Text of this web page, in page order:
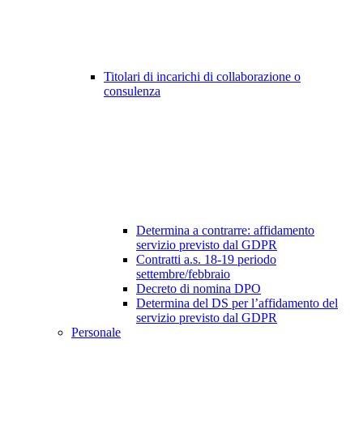
Titolari di incarichi di collaborazione o
consulenza
Determina a contrarre: affidamento
servizio previsto dal GDPR
Contratti a.s. 18-19 periodo
settembre/febbraio
Decreto di nomina DPO
Determina del DS per l’affidamento del
servizio previsto dal GDPR
Personale